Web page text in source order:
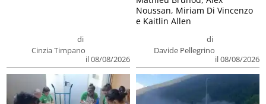
di
Cinzia Timpano
il 08/08/2026
di
Davide Pellegrino
il 08/08/2026
Noussan, Miriam Di Vincenzo
e Kaitlin Allen